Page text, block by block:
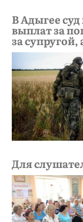
В Адыгее
выплат за
за супругой,
Для